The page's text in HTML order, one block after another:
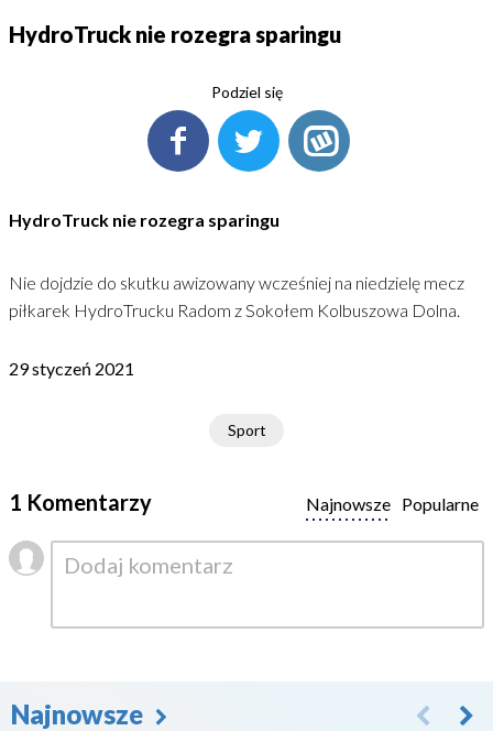
HydroTruck nie rozegra sparingu
Podziel się
HydroTruck nie rozegra sparingu
Nie dojdzie do skutku awizowany wcześniej na niedzielę mecz
piłkarek HydroTrucku Radom z Sokołem Kolbuszowa Dolna.
29 styczeń 2021
Sport
1 Komentarzy Popularne
Najnowsze
Najnowsze